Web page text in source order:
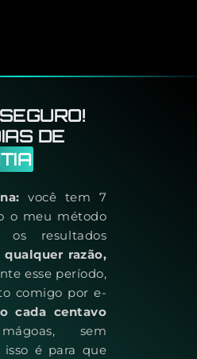
DE
você tem 7
o meu método
resultados
qualquer razão,
esse período,
comigo por e-
cada centavo
sem
isso é para que